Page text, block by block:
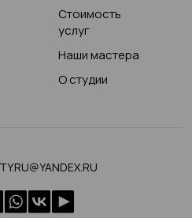
Стоимость
услуг
Наши мастера
О студии